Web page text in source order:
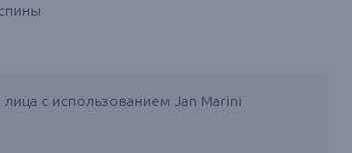
лица с использованием Jan Marini